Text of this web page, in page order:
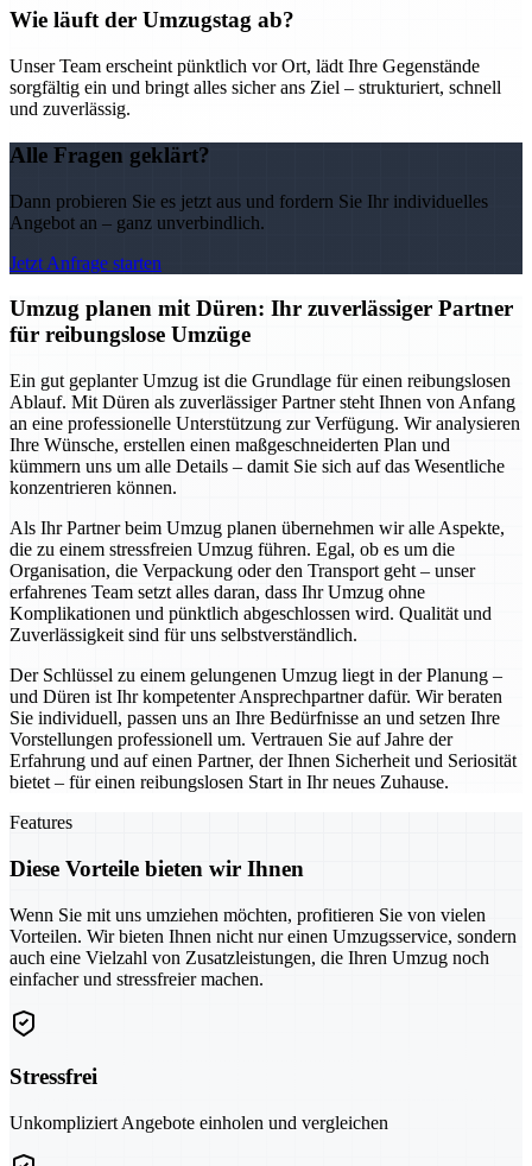
Wie läuft der Umzugstag ab?
Unser Team erscheint pünktlich vor Ort, lädt Ihre Gegenstände
sorgfältig ein und bringt alles sicher ans Ziel – strukturiert, schnell
und zuverlässig.
Alle Fragen geklärt?
Dann probieren Sie es jetzt aus und fordern Sie Ihr individuelles
Angebot an – ganz unverbindlich.
Jetzt Anfrage starten
Umzug planen mit Düren: Ihr zuverlässiger Partner
für reibungslose Umzüge
Ein gut geplanter Umzug ist die Grundlage für einen reibungslosen
Ablauf. Mit Düren als zuverlässiger Partner steht Ihnen von Anfang
an eine professionelle Unterstützung zur Verfügung. Wir analysieren
Ihre Wünsche, erstellen einen maßgeschneiderten Plan und
kümmern uns um alle Details – damit Sie sich auf das Wesentliche
konzentrieren können.
Als Ihr Partner beim Umzug planen übernehmen wir alle Aspekte,
die zu einem stressfreien Umzug führen. Egal, ob es um die
Organisation, die Verpackung oder den Transport geht – unser
erfahrenes Team setzt alles daran, dass Ihr Umzug ohne
Komplikationen und pünktlich abgeschlossen wird. Qualität und
Zuverlässigkeit sind für uns selbstverständlich.
Der Schlüssel zu einem gelungenen Umzug liegt in der Planung –
und Düren ist Ihr kompetenter Ansprechpartner dafür. Wir beraten
Sie individuell, passen uns an Ihre Bedürfnisse an und setzen Ihre
Vorstellungen professionell um. Vertrauen Sie auf Jahre der
Erfahrung und auf einen Partner, der Ihnen Sicherheit und Seriosität
bietet – für einen reibungslosen Start in Ihr neues Zuhause.
Features
Diese Vorteile bieten wir Ihnen
Wenn Sie mit uns umziehen möchten, profitieren Sie von vielen
Vorteilen. Wir bieten Ihnen nicht nur einen Umzugsservice, sondern
auch eine Vielzahl von Zusatzleistungen, die Ihren Umzug noch
einfacher und stressfreier machen.
Stressfrei
Unkompliziert Angebote einholen und vergleichen